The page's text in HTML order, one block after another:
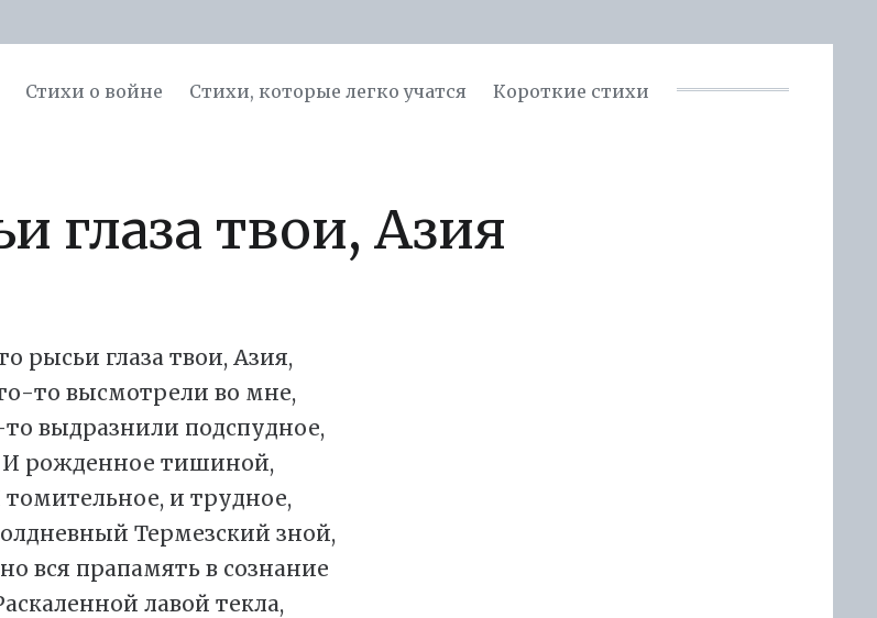
Стихи о войне Cтихи, которые легко учатся Короткие стихи
глаза твои, Азия
рысьи глаза твои, Азия,
то высмотрели во мне,
выдразнили подспудное,
И рожденное тишиной,
томительное, и трудное,
Термезский зной,
вся прапамять в сознание
лавой текла,